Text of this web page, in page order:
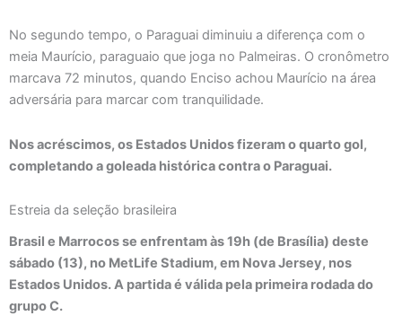
No segundo tempo, o Paraguai diminuiu a diferença com o
meia Maurício, paraguaio que joga no Palmeiras. O cronômetro
marcava 72 minutos, quando Enciso achou Maurício na área
adversária para marcar com tranquilidade.
Nos acréscimos, os Estados Unidos fizeram o quarto gol,
completando a goleada histórica contra o Paraguai.
Estreia da seleção brasileira
Brasil e Marrocos se enfrentam às 19h (de Brasília) deste
sábado (13), no MetLife Stadium, em Nova Jersey, nos
Estados Unidos. A partida é válida pela primeira rodada do
grupo C.